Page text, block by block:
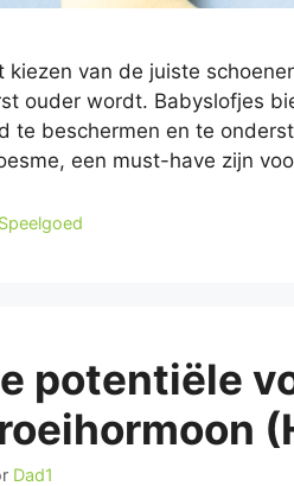
kiezen van de juiste
ouder wordt. Babyslofjes
te beschermen en te
een must-have zijn
Categorieën
Speelgoed
potentiële
Dad1